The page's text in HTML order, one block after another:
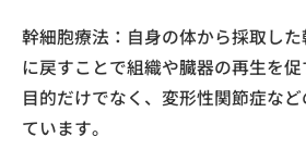
幹細胞療法：自身の体から採取し
に戻すことで組織や臓器の再生を
目的だけでなく、変形性関節症な
ています。